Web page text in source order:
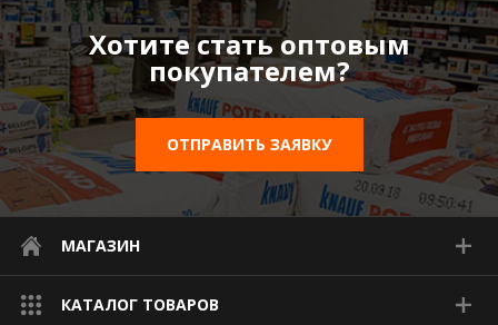
Хотите стать оптовым
покупателем?
ОТПРАВИТЬ ЗАЯВКУ
МАГАЗИН
КАТАЛОГ ТОВАРОВ